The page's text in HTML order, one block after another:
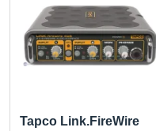
Tapco Link.FireWire